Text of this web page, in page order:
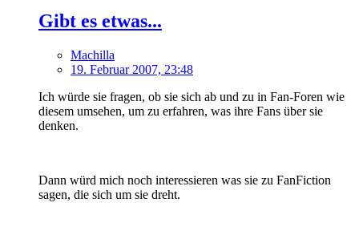
Gibt es etwas...
Machilla
19. Februar 2007, 23:48
Ich würde sie fragen, ob sie sich ab und zu in Fan-Foren wie
diesem umsehen, um zu erfahren, was ihre Fans über sie
denken.
Dann würd mich noch interessieren was sie zu FanFiction
sagen, die sich um sie dreht.